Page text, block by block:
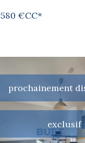
580 €CC*
prochainement
exclusif
voir le